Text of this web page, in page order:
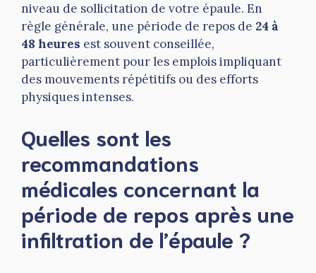
niveau de sollicitation de votre épaule. En
règle générale, une période de repos de 24 à
48 heures est souvent conseillée,
particulièrement pour les emplois impliquant
des mouvements répétitifs ou des efforts
physiques intenses.
Quelles sont les
recommandations
médicales concernant la
période de repos après une
infiltration de l’épaule ?